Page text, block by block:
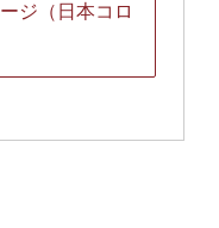
ジ（日本コロ